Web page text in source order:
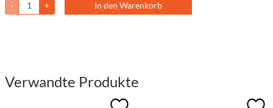
- + In den Warenkorb
Verwandte Produkte